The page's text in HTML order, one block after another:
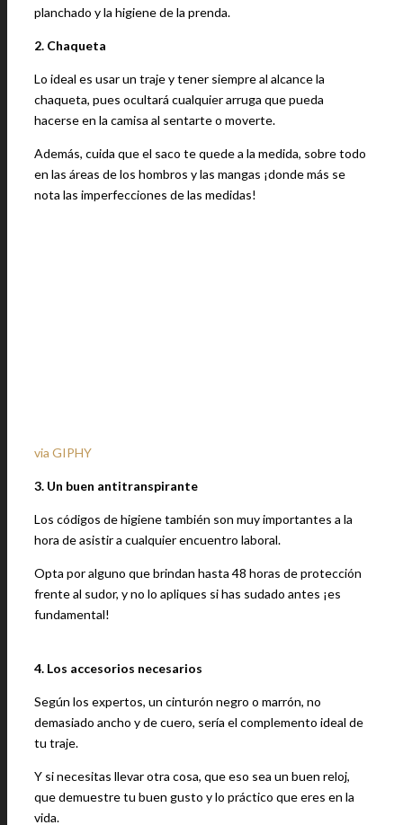
planchado y la higiene de la prenda.
2. Chaqueta
Lo ideal es usar un traje y tener siempre al alcance la
chaqueta, pues ocultará cualquier arruga que pueda
hacerse en la camisa al sentarte o moverte.
Además, cuida que el saco te quede a la medida, sobre todo
en las áreas de los hombros y las mangas ¡donde más se
nota las imperfecciones de las medidas!
via GIPHY
3. Un buen antitranspirante
Los códigos de higiene también son muy importantes a la
hora de asistir a cualquier encuentro laboral.
Opta por alguno que brindan hasta 48 horas de protección
frente al sudor, y no lo apliques si has sudado antes ¡es
fundamental!
4. Los accesorios necesarios
Según los expertos, un cinturón negro o marrón, no
demasiado ancho y de cuero, sería el complemento ideal de
tu traje.
Y si necesitas llevar otra cosa, que eso sea un buen reloj,
que demuestre tu buen gusto y lo práctico que eres en la
vida.